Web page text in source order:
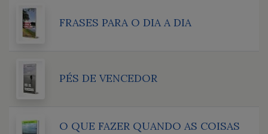
FRASES PARA O DIA A DIA
PÉS DE VENCEDOR
O QUE FAZER QUANDO AS COISAS